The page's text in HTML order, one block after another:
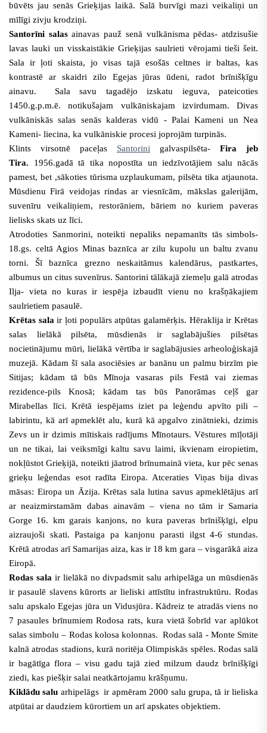
būvēts jau senās Grieķijas laikā. Salā burvīgi mazi veikaliņi un
mīlīgi zivju krodziņi.
Santorīni salasainavas pauž senā vulkānisma pēdas- atdzisušie
lavas lauki un visskaistākie Grieķijas saulrieti vērojami tieši šeit.
Sala ir ļoti skaista, jo visas tajā esošās celtnes ir baltas, kas
kontrastē ar skaidri zilo Egejas jūras ūdeni, radot brīnišķīgu
ainavu.
Salasavu tagadējo izskatu ieguva, pateicoties
1450.g.p.m.ē. notikušajam vulkāniskajam izvirdumam. Divas
vulkāniskās salas senās kalderas vidū - Palai Kameni un Nea
Kameni- liecina, ka vulkāniskie procesi joprojām turpinās.
Klints virsotnē paceļas Santorini galvaspilsēta- Fira jeb
Tira.
1956.gadā tā tika nopostīta un iedzīvotājiem salu nācās
pamest, bet ,sākoties tūrisma uzplaukumam, pilsēta tika atjaunota.
Mūsdienu Firā veidojas rindas ar viesnīcām, mākslas galerijām,
suvenīru veikaliņiem, restorāniem, bāriem no kuriem paveras
lielisks skats uz līci.
Atrodoties Sanmorini, noteikti nepaliks nepamanīts tās simbols-
18.gs. celtā Agios Minas baznīca ar zilu kupolu un baltu zvanu
torni. Šī baznīca grezno neskaitāmus kalendārus, pastkartes,
albumus un citus suvenīrus. Santorini tālākajā ziemeļu galā atrodas
Ilja- vieta no kuras ir iespēja izbaudīt vienu no krašņākajiem
saulrietiem pasaulē.
Krētas salair ļoti populārs atpūtas galamērķis. Hēraklija ir Krētas
salas lielākā pilsēta, mūsdienās ir saglabājušies pilsētas
nocietinājumu mūri, lielākā vērtība ir saglabājusies arheoloģiskajā
muzejā. Kādam šī sala asociēsies ar banānu un palmu birzīm pie
Sitijas; kādam tā būs Mīnoja vasaras pils Festā vai ziemas
rezidence-pils Knosā; kādam tas būs Panorāmas ceļš gar
Mirabellas līci.Krētā iespējams iziet pa leģendu apvīto pili –
labirintu, kā arī apmeklēt alu, kurā kā apgalvo zinātnieki, dzimis
Zevs un ir dzimis mītiskais radījums Mīnotaurs. Vēstures mīļotāji
un ne tikai, lai veiksmīgi kaltu savu laimi, ikvienam eiropietim,
nokļūstot Grieķijā, noteikti jāatrod brīnumainā vieta, kur pēc senas
grieķu leģendas esot radīta Eiropa. Atceraties Viņas bija divas
māsas: Eiropa un Āzija.Krētas sala lutina savus apmeklētājus arī
ar neaizmirstamām dabas ainavām – viena no tām ir Samaria
Gorge 16. km garais kanjons, no kura paveras brīnišķīgi, elpu
aizraujoši skati. Pastaiga pa kanjonu parasti ilgst 4-6 stundas.
Krētā atrodas arī Samarijas aiza, kas ir 18 km gara – visgarākā aiza
Eiropā.
Rodas sala ir lielākā no divpadsmit salu arhipelāga un mūsdienās
ir pasaulē slavens kūrorts ar lieliski attīstītu infrastruktūru. Rodas
salu apskalo Egejas jūra un Vidusjūra. Kādreiz te atradās viens no
7 pasaules brīnumiem Rodosa rats, kura vietā šobrīd var aplūkot
salas simbolu – Rodas kolosa kolonnas. Rodas salā - Monte Smite
kalnā atrodas stadions, kurā noritēja Olimpiskās spēles. Rodas salā
ir bagātīga flora – visu gadu tajā zied milzum daudz brīnišķīgi
ziedi, kas piešķir salai neatkārtojamu krāšņumu.
Kiklādu salu arhipelāgs ir apmēram 2000 salu grupa, tā ir lieliska
atpūtai ar daudziem kūrortiem un arī apskates objektiem.